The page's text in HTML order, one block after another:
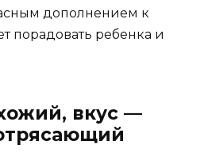
дополнением к
порадовать ребенка и
вкус —